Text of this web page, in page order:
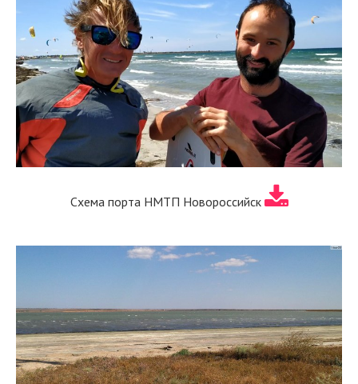
Схема порта НМТП Новороссийск